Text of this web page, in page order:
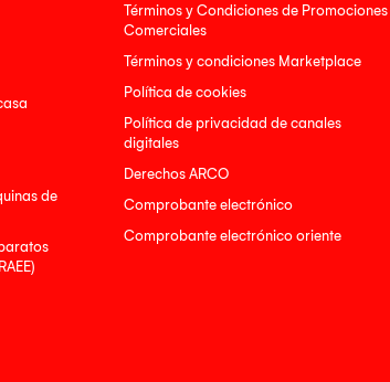
de
Términos y Condiciones de Promociones
Comerciales
Términos y condiciones Marketplace
Política de cookies
Política de privacidad de canales
digitales
Derechos ARCO
Comprobante electrónico
Comprobante electrónico oriente